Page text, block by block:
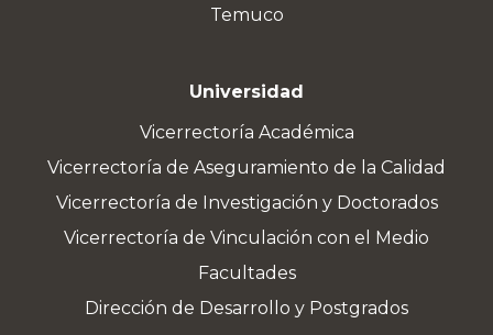
Temuco
Universidad
Vicerrectoría Académica
Vicerrectoría de Aseguramiento de la Calidad
Vicerrectoría de Investigación y Doctorados
Vicerrectoría de Vinculación con el Medio
Facultades
Dirección de Desarrollo y Postgrados